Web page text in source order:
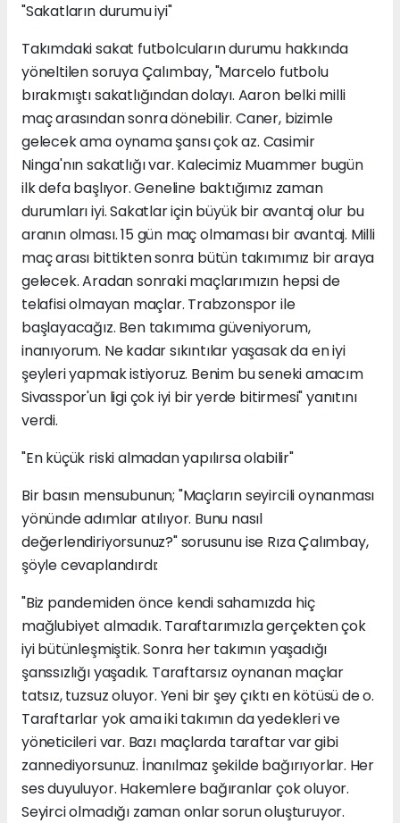
"Sakatların durumu iyi"
Takımdaki sakat futbolcuların durumu hakkında
yöneltilen soruya Çalımbay, "Marcelo futbolu
bırakmıştı sakatlığından dolayı. Aaron belki milli
maç arasından sonra dönebilir. Caner, bizimle
gelecek ama oynama şansı çok az. Casimir
Ninga'nın sakatlığı var. Kalecimiz Muammer bugün
ilk defa başlıyor. Geneline baktığımız zaman
durumları iyi. Sakatlar için büyük bir avantaj olur bu
aranın olması. 15 gün maç olmaması bir avantaj. Milli
maç arası bittikten sonra bütün takımımız bir araya
gelecek. Aradan sonraki maçlarımızın hepsi de
telafisi olmayan maçlar. Trabzonspor ile
başlayacağız. Ben takımıma güveniyorum,
inanıyorum. Ne kadar sıkıntılar yaşasak da en iyi
şeyleri yapmak istiyoruz. Benim bu seneki amacım
Sivasspor'un ligi çok iyi bir yerde bitirmesi" yanıtını
verdi.
"En küçük riski almadan yapılırsa olabilir"
Bir basın mensubunun; "Maçların seyircili oynanması
yönünde adımlar atılıyor. Bunu nasıl
değerlendiriyorsunuz?" sorusunu ise Rıza Çalımbay,
şöyle cevaplandırdı:
"Biz pandemiden önce kendi sahamızda hiç
mağlubiyet almadık. Taraftarımızla gerçekten çok
iyi bütünleşmiştik. Sonra her takımın yaşadığı
şanssızlığı yaşadık. Taraftarsız oynanan maçlar
tatsız, tuzsuz oluyor. Yeni bir şey çıktı en kötüsü de o.
Taraftarlar yok ama iki takımın da yedekleri ve
yöneticileri var. Bazı maçlarda taraftar var gibi
zannediyorsunuz. İnanılmaz şekilde bağırıyorlar. Her
ses duyuluyor. Hakemlere bağıranlar çok oluyor.
Seyirci olmadığı zaman onlar sorun oluşturuyor.